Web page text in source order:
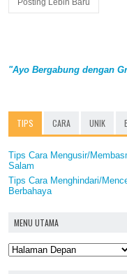
Posting Lebih Baru
"Ayo Bergabung dengan
TIPS CARA UNIK
Tips Cara Mengusir/
Salam
Tips Cara Menghindari/
Berbahaya
MENU UTAMA